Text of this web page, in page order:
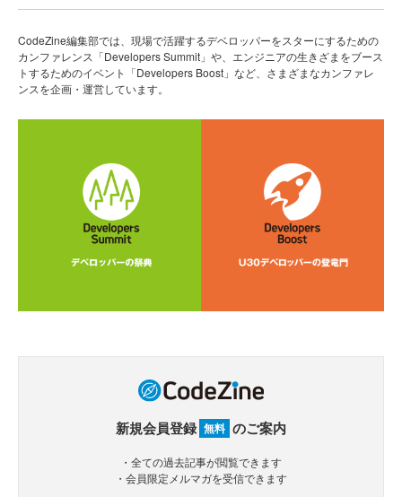
CodeZine編集部では、現場で活躍するデベロッパーをスターにするための
カンファレンス「Developers Summit」や、エンジニアの生きざまをブース
トするためのイベント「Developers Boost」など、さまざまなカンファレ
ンスを企画・運営しています。
新規会員登録 無料 のご案内
・全ての過去記事が閲覧できます
・会員限定メルマガを受信できます